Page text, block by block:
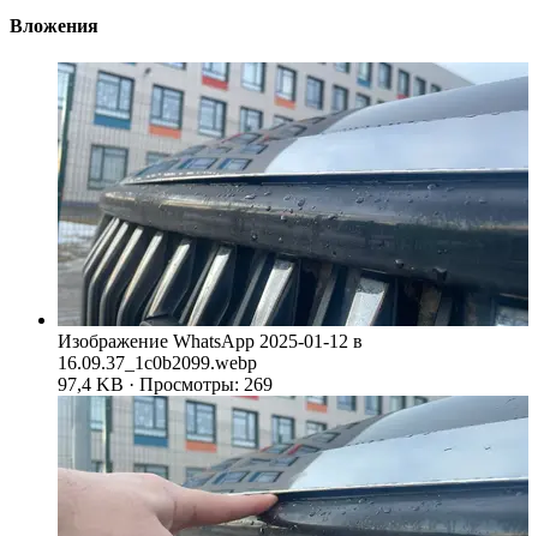
Вложения
Изображение WhatsApp 2025-01-12 в
16.09.37_1c0b2099.webp
97,4 KB · Просмотры: 269